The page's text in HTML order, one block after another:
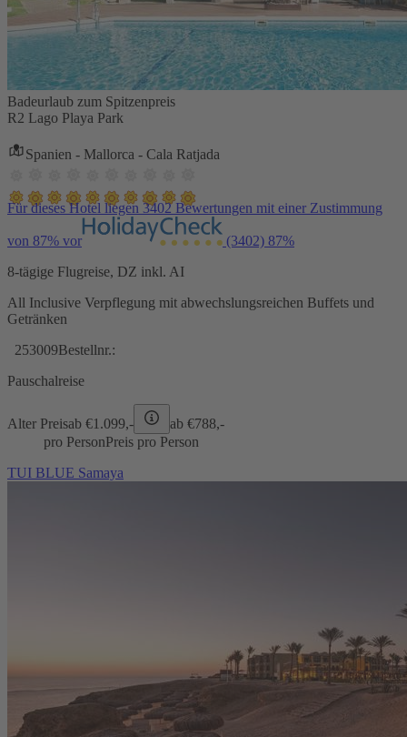
Badeurlaub zum Spitzenpreis
R2 Lago Playa Park
Spanien - Mallorca - Cala Ratjada
Für dieses Hotel liegen 3402 Bewertungen mit einer Zustimmung
von 87% vor (3402) 87%
8-tägige Flugreise, DZ inkl. AI
All Inclusive Verpflegung mit abwechslungsreichen Buffets und
Getränken
253009Bestellnr.:
Pauschalreise
Alter Preisab €1.099,- ab €788,-
pro PersonPreis pro Person
TUI BLUE Samaya